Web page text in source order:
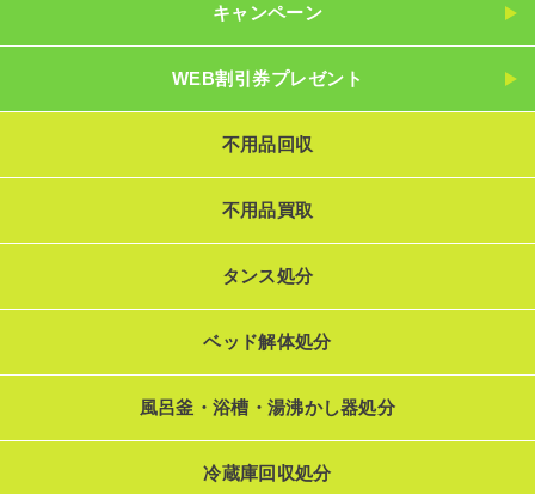
キャンペーン
WEB割引券プレゼント
不用品回収
不用品買取
タンス処分
ベッド解体処分
風呂釜・浴槽・湯沸かし器処分
冷蔵庫回収処分